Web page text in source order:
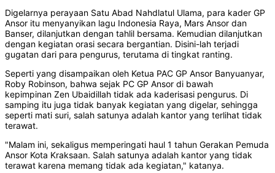
Digelarnya perayaan Satu Abad Nahdlatul Ulama, para kader GP
Ansor itu menyanyikan lagu Indonesia Raya, Mars Ansor dan
Banser, dilanjutkan dengan tahlil bersama. Kemudian dilanjutkan
dengan kegiatan orasi secara bergantian. Disini-lah terjadi
gugatan dari para pengurus, terutama di tingkat ranting.
Seperti yang disampaikan oleh Ketua PAC GP Ansor Banyuanyar,
Roby Robinson, bahwa sejak PC GP Ansor di bawah
kepimpinan Zen Ubaidillah tidak ada kaderisasi pengurus. Di
samping itu juga tidak banyak kegiatan yang digelar, sehingga
seperti mati suri, salah satunya adalah kantor yang terlihat tidak
terawat.
"Malam ini, sekaligus memperingati haul 1 tahun Gerakan Pemuda
Ansor Kota Kraksaan. Salah satunya adalah kantor yang tidak
terawat karena memang tidak ada kegiatan," katanya.